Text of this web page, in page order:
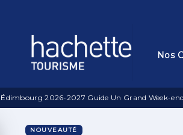
Nos
Édimbourg 2026-2027 Guide Un Grand Week-end
NOUVEAUTÉ